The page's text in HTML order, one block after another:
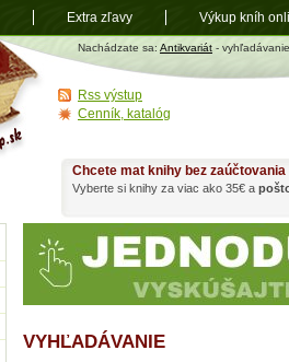
Antikvariát
shop.sk
Nachádzate sa: Antikvariát - vyhľadávanie
VYHĽADÁVANIE
Chcete mat knihy bez
Vyberte si knihy za viac ako 35€ a
Rss výstup
Cenník, katalóg
Extra zľavy Výkup kníh